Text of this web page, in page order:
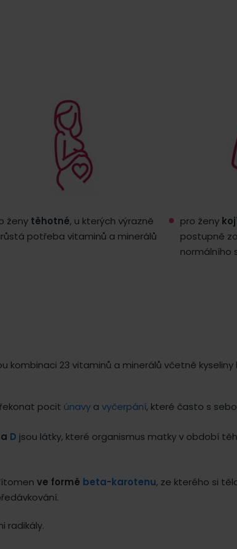
ženy těhotné, u kterých výrazně
potřeba vitaminů a minerálů
pro ženy
postupně
normálního
23 vitaminů a minerálů včetně kyseliny
pocit únavy a vyčerpání, které často s
a D jsou látky, které organismus matky v období
ve formě beta-karotenu, ze kterého si
radikály.